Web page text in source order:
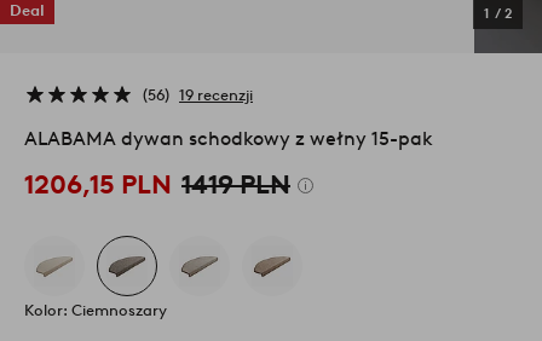
Deal 1 / 2
56 19 recenzji
ALABAMA dywan schodkowy z wełny 15-pak
1206,15 PLN 1419 PLN
Kolor: Ciemnoszary